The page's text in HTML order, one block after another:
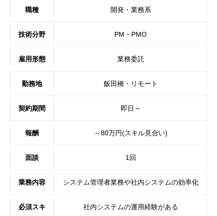
職種 開発・業務系
技術分野 PM・PMO
雇用形態 業務委託
勤務地 飯田橋・リモート
契約期間 即日～
報酬 ～80万円(スキル見合い)
面談 1回
業務内容 システム管理者業務や社内システムの効率化
必須スキ
社内システムの運用経験がある